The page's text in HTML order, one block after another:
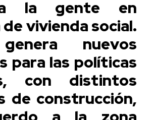
la gente en
vivienda social.
nuevos
para las políticas
con distintos
de construcción,